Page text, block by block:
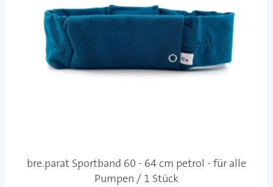
bre.parat Sportband 60 - 64 cm petrol - für alle
Pumpen / 1 Stück